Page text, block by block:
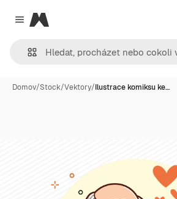
Close menu
Magnific
Domov/Stock/Vektory/Ilustrace komiksu ke…